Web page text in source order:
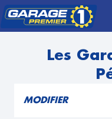
Les
MODIFIER